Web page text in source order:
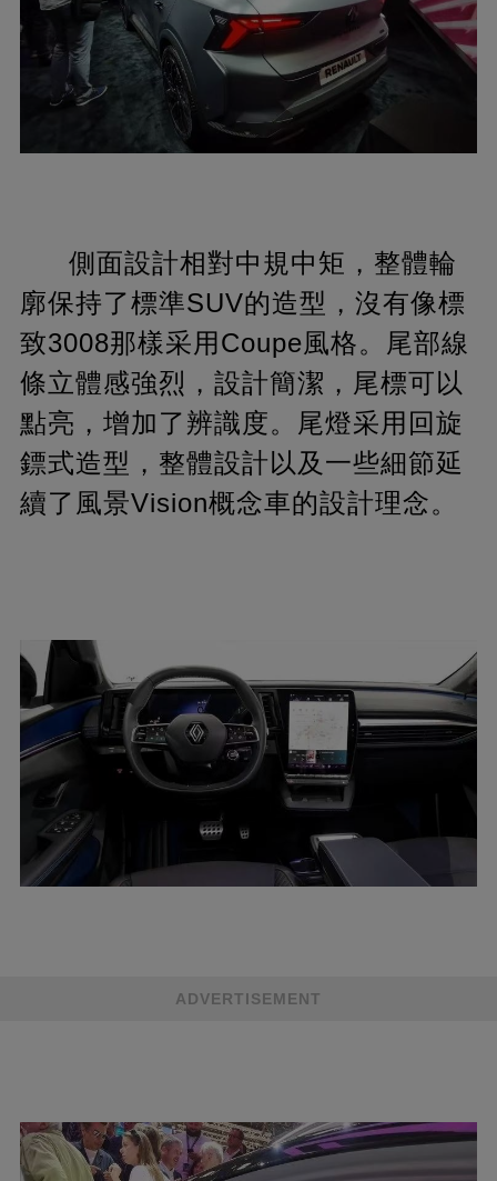
側面設計相對中規中矩，整體輪
廓保持了標準SUV的造型，沒有像標
致3008那樣采用Coupe風格。尾部線
條立體感強烈，設計簡潔，尾標可以
點亮，增加了辨識度。尾燈采用回旋
鏢式造型，整體設計以及一些細節延
續了風景Vision概念車的設計理念。
ADVERTISEMENT